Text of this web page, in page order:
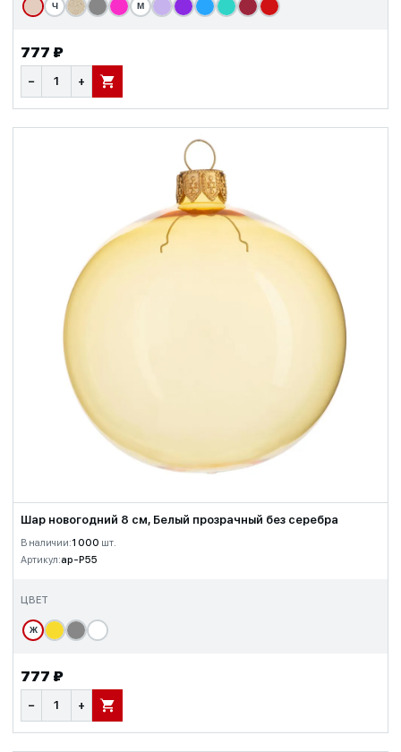
Ч М
777 ₽
− + В КОРЗИНУ
Шар новогодний 8 см, Белый прозрачный без серебра
В наличии:1 000 шт.
Артикул:ap-P55
ЦВЕТ
Ж
777 ₽
− + В КОРЗИНУ